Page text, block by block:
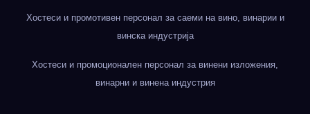
Хостеси и промотивен персонал за саеми на вино, винарии и
винска индустрија
Хостеси и промоционален персонал за винени изложения,
винарни и винена индустрия